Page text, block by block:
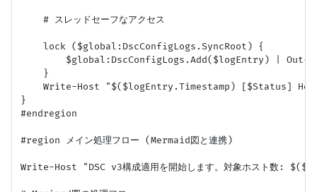
    # スレッドセーフなアクセス
    lock ($global:DscConfigLogs.SyncRoot) {
$global:DscConfigLogs.Add($logEntry) | Out-
    }
Write-Host "$($logEntry.Timestamp) [$Status]
}
#endregion
#region メイン処理フロー (Mermaid図と連携)
Write-Host "DSC v3構成適用を開始します。対象ホスト数: